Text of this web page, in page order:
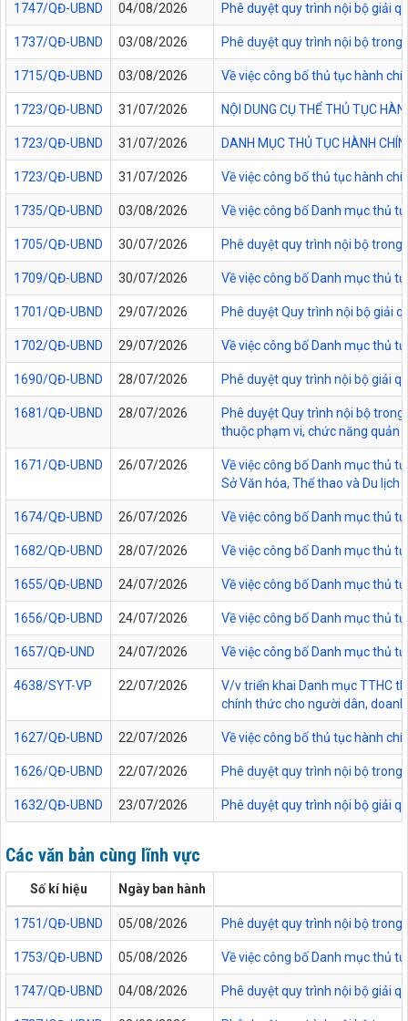
1747/QĐ-UBND 04/08/2026 Phê duyệt quy trình nội bộ giải
1737/QĐ-UBND 03/08/2026 Phê duyệt quy trình nội bộ
1715/QĐ-UBND 03/08/2026 Về việc công bố thủ tục hành
1723/QĐ-UBND 31/07/2026 NỘI DUNG CỤ THỂ THỦ TỤC
1723/QĐ-UBND 31/07/2026 DANH MỤC THỦ TỤC HÀNH
1723/QĐ-UBND 31/07/2026 Về việc công bố thủ tục hành
1735/QĐ-UBND 03/08/2026 Về việc công bố Danh mục thủ
1705/QĐ-UBND 30/07/2026 Phê duyệt quy trình nội bộ
1709/QĐ-UBND 30/07/2026 Về việc công bố Danh mục thủ
1701/QĐ-UBND 29/07/2026 Phê duyệt Quy trình nội bộ giải
1702/QĐ-UBND 29/07/2026 Về việc công bố Danh mục thủ
1690/QĐ-UBND 28/07/2026 Phê duyệt quy trình nội bộ giải
1681/QĐ-UBND 28/07/2026
Phê duyệt Quy trình nội bộ
thuộc phạm vi, chức năng quản
1671/QĐ-UBND 26/07/2026
Về việc công bố Danh mục thủ
Sở Văn hóa, Thể thao và Du lịch
1674/QĐ-UBND 26/07/2026 Về việc công bố Danh mục thủ
1682/QĐ-UBND 28/07/2026 Về việc công bố Danh mục thủ
1655/QĐ-UBND 24/07/2026 Về việc công bố Danh mục thủ
1656/QĐ-UBND 24/07/2026 Về việc công bố Danh mục thủ
1657/QĐ-UND 24/07/2026 Về việc công bố Danh mục thủ
4638/SYT-VP 22/07/2026
V/v triển khai Danh mục TTHC
chính thức cho người dân,
1627/QĐ-UBND 22/07/2026 Về việc công bố thủ tục hành
1626/QĐ-UBND 22/07/2026 Phê duyệt quy trình nội bộ trong
1632/QĐ-UBND 23/07/2026 Phê duyệt quy trình nội bộ giải
Các văn bản cùng lĩnh vực
Số kí hiệu Ngày ban hành
1751/QĐ-UBND 05/08/2026 Phê duyệt quy trình nội bộ
1753/QĐ-UBND 05/08/2026 Về việc công bố Danh mục thủ
1747/QĐ-UBND 04/08/2026 Phê duyệt quy trình nội bộ giải